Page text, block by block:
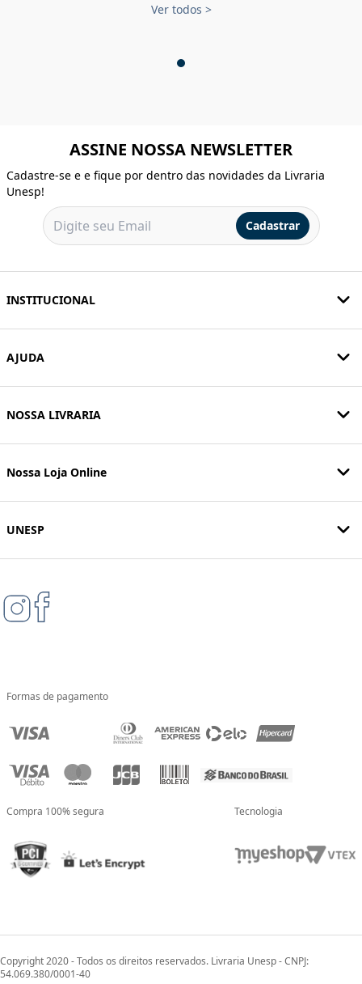
Ver todos >
ASSINE NOSSA NEWSLETTER
Cadastre-se e e fique por dentro das novidades da Livraria
Unesp!
Cadastrar
INSTITUCIONAL
AJUDA
NOSSA LIVRARIA
Nossa Loja Online
UNESP
Formas de pagamento
Compra 100% segura Tecnologia
Copyright 2020 - Todos os direitos reservados. Livraria Unesp - CNPJ:
54.069.380/0001-40